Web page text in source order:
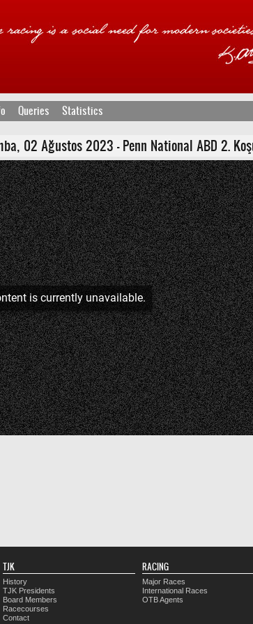
Queries Statistics
02 Ağustos 2023 - Penn National ABD 2.
is currently unavailable.
TJK
History
TJK Presidents
Board Members
Racecourses
Contact
RACING
Major Races
International Races
OTB Agents